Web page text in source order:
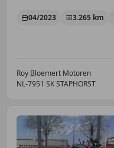
04/2023 3.265 km
Roy Bloemert Motoren
NL-7951 SK STAPHORST